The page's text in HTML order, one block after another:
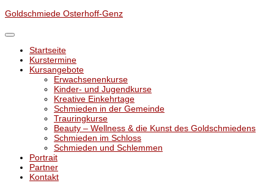
Unter
Inhalt
Goldschmiede Osterhoff-Genz
Startseite
Kurstermine
Kursangebote
Erwachsenenkurse
Kinder- und Jugendkurse
Kreative Einkehrtage
Schmieden in der Gemeinde
Trauringkurse
Beauty – Wellness & die Kunst des Goldschmiedens
Schmieden im Schloss
Schmieden und Schlemmen
Portrait
Partner
Kontakt